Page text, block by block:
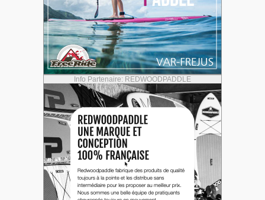
Info Partenaire: REDWOODPADDLE